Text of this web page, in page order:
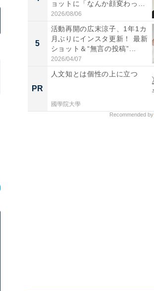
ョットに「なんか顔変わっ
た」の...
2026/08/06
5
活動再開の広末涼子、1年1カ
月ぶりにインスタ更新！ 最新
ショット＆“無言の投稿”...
2026/04/07
PR
人文知とは個性の上に立つ
國學院大學
Recommended by